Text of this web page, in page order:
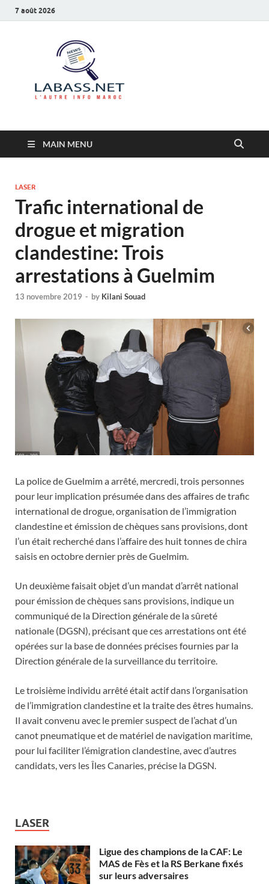
7 août 2026
MAIN MENU
LASER
Trafic international de
drogue et migration
clandestine: Trois
arrestations à Guelmim
13 novembre 2019 - by Kilani Souad
La police de Guelmim a arrêté, mercredi, trois personnes
pour leur implication présumée dans des affaires de trafic
international de drogue, organisation de l’immigration
clandestine et émission de chèques sans provisions, dont
l’un était recherché dans l’affaire des huit tonnes de chira
saisis en octobre dernier près de Guelmim.
Un deuxième faisait objet d’un mandat d’arrêt national
pour émission de chèques sans provisions, indique un
communiqué de la Direction générale de la sûreté
nationale (DGSN), précisant que ces arrestations ont été
opérées sur la base de données précises fournies par la
Direction générale de la surveillance du territoire.
Le troisième individu arrêté était actif dans l’organisation
de l’immigration clandestine et la traite des êtres humains.
Il avait convenu avec le premier suspect de l’achat d’un
canot pneumatique et de matériel de navigation maritime,
pour lui faciliter l’émigration clandestine, avec d’autres
candidats, vers les Îles Canaries, précise la DGSN.
LASER
Ligue des champions de la CAF: Le
MAS de Fès et la RS Berkane fixés
sur leurs adversaires